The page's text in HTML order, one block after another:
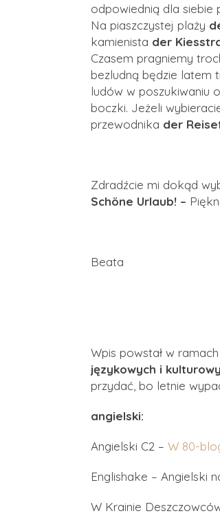
odpowiednią dla siebie
Na piaszczystej plaży
kamienista der
Czasem pragniemy
bezludną będzie latem
ludów w poszukiwaniu
boczki. Jeżeli
przewodnika der
Zdradźcie mi dokąd
Schöne Urlaub! –
Beata
Wpis powstał w
językowych i
przydać, bo letnie
angielski:
Angielski C2 – W 80-
Englishake – Angielski
W Krainie